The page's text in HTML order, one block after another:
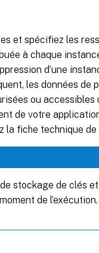
et spécifiez les
à chaque
d’une
les données de
ou accessibles
de votre
la fiche technique
stockage de clés
de